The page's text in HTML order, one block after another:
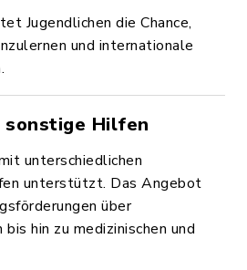
Jugendlichen die Chance,
und internationale
sonstige Hilfen
unterschiedlichen
unterstützt. Das Angebot
über
hin zu medizinischen und